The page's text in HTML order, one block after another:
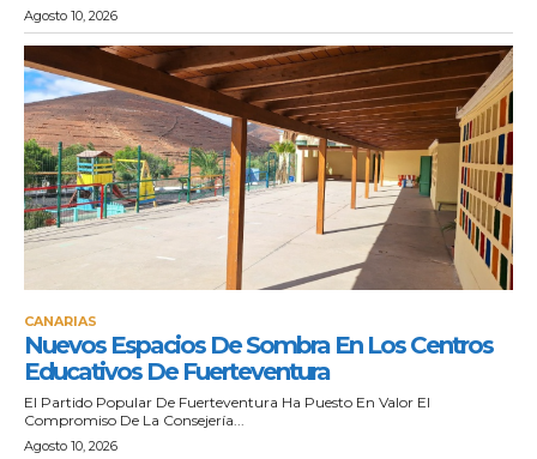
Agosto 10, 2026
CANARIAS
Nuevos Espacios De Sombra En Los Centros
Educativos De Fuerteventura
El Partido Popular De Fuerteventura Ha Puesto En Valor El
Compromiso De La Consejería...
Agosto 10, 2026